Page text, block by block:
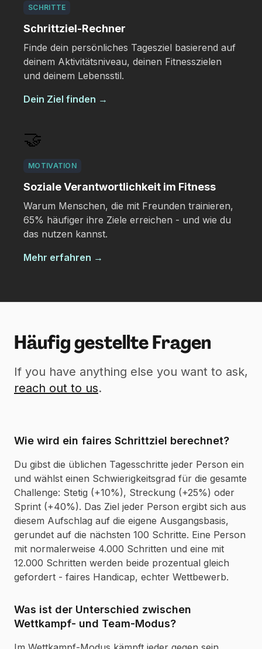
SCHRITTE
Schrittziel-Rechner
Finde dein persönliches Tagesziel basierend auf
deinem Aktivitätsniveau, deinen Fitnesszielen
und deinem Lebensstil.
Dein Ziel finden →
🤝
MOTIVATION
Soziale Verantwortlichkeit im Fitness
Warum Menschen, die mit Freunden trainieren,
65% häufiger ihre Ziele erreichen - und wie du
das nutzen kannst.
Mehr erfahren →
Häufig gestellte Fragen
If you have anything else you want to ask,
reach out to us.
Wie wird ein faires Schrittziel berechnet?
Du gibst die üblichen Tagesschritte jeder Person ein
und wählst einen Schwierigkeitsgrad für die gesamte
Challenge: Stetig (+10%), Streckung (+25%) oder
Sprint (+40%). Das Ziel jeder Person ergibt sich aus
diesem Aufschlag auf die eigene Ausgangsbasis,
gerundet auf die nächsten 100 Schritte. Eine Person
mit normalerweise 4.000 Schritten und eine mit
12.000 Schritten werden beide prozentual gleich
gefordert - faires Handicap, echter Wettbewerb.
Was ist der Unterschied zwischen
Wettkampf- und Team-Modus?